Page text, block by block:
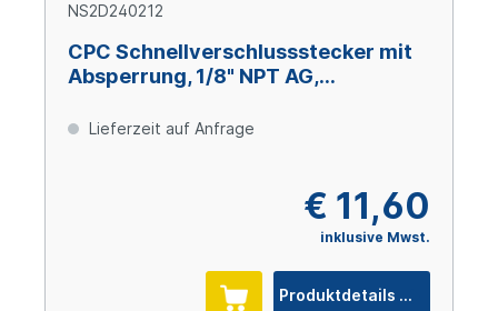
NS2D240212
CPC Schnellverschlussstecker mit
Absperrung, 1/8" NPT AG,
Lieferzeit auf Anfrage
€ 11,60
inklusive Mwst.
Produktdetails